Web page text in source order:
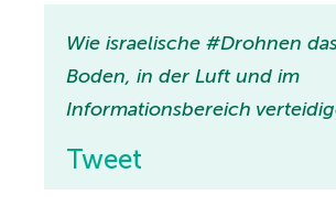
Wie israelische #Drohnen
Boden, in der Luft und im
Informationsbereich
Tweet